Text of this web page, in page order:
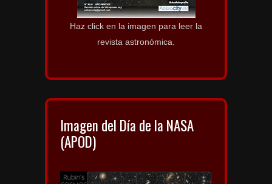
Haz click en la imagen para leer la
revista astronómica.
Imagen del Día de la NASA
(APOD)